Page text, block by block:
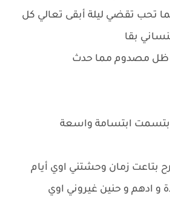
لما تحب تقضي ليلة أبقى تعالي كل
بقا
ظل مصدوم مما حدث
ابتسامة واسعة
بتاعت زمان وحشتني اوي أيام
و ادهم و حنين غيروني اوي